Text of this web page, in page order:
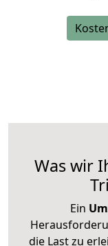
Was wir
Ein
die Last zu